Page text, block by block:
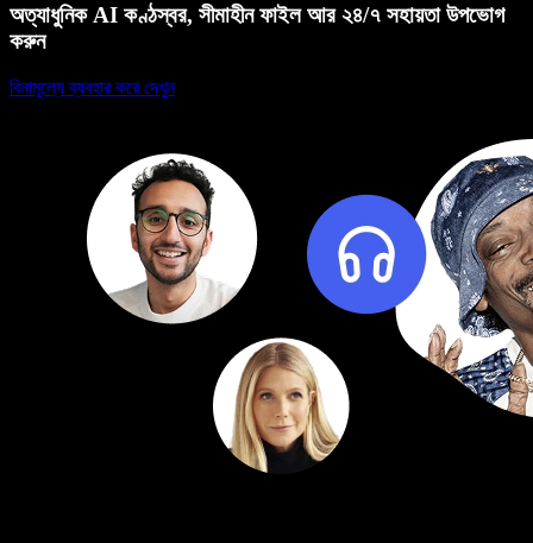
অত্যাধুনিক AI কণ্ঠস্বর, সীমাহীন ফাইল আর ২৪/৭ সহায়তা উপভোগ
করুন
বিনামূল্যে ব্যবহার করে দেখুন